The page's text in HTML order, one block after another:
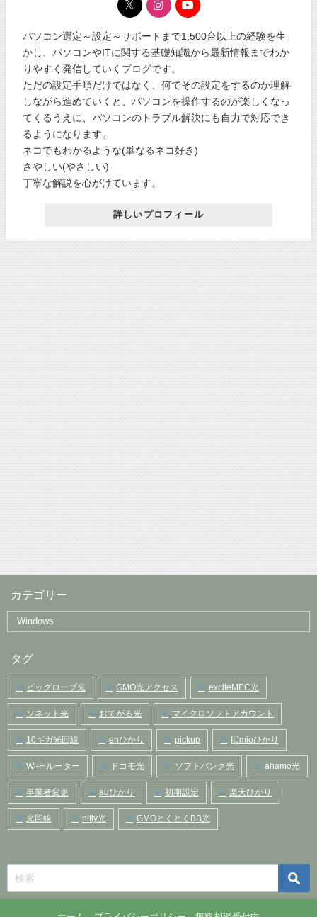
パソコン選定～設定～サポートまで1,500台以上の経験を生
かし、パソコンやITに関する基礎知識から最新情報までわか
りやすく発信していくブログです。
ただの設定手順だけではなく、何でその設定をするのか理解
しながら進めていくと、パソコンを操作するのが楽しくなっ
てくるうえに、パソコンのトラブル解決にも自力で対応でき
るようになります。
ネコでもわかるような(単なるネコ好き)
さやしい(やさしい)
丁寧な解説を心がけています。
詳しいプロフィール
カテゴリー
タグ
ビッグローブ光 GMO光アクセス exciteMEC光
ソネット光 おてがる光 マイクロソフトアカウント
10ギガ光回線 enひかり pickup IIJmioひかり
Wi-Fiルーター ドコモ光 ソフトバンク光 ahamo光
事業者変更 auひかり 初期設定 楽天ひかり
光回線 nifty光 GMOとくとくBB光